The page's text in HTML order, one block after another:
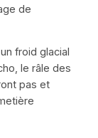
de
froid glacial
le râle des
pas et